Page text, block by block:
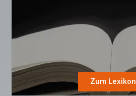
Zum Lexikon